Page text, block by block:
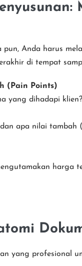
pun, Anda harus
di tempat
(Pain Points)
yang dihadapi klien?
apa nilai tambah
harga
yang profesional